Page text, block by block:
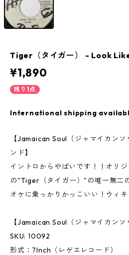
Tiger（タイガー） - Look
¥1,890
残り1点
International shipping
【Jamaican Soul（ジャマイカン
ンド】
イントロからやばいです！！オリ
の"Tiger（タイガー）"の唯一無二
オケに乗っかりかっこいい！ウィ
【Jamaican Soul（ジャマイカンソ
SKU: 10092
形式：7Inch（レゲエレコード）